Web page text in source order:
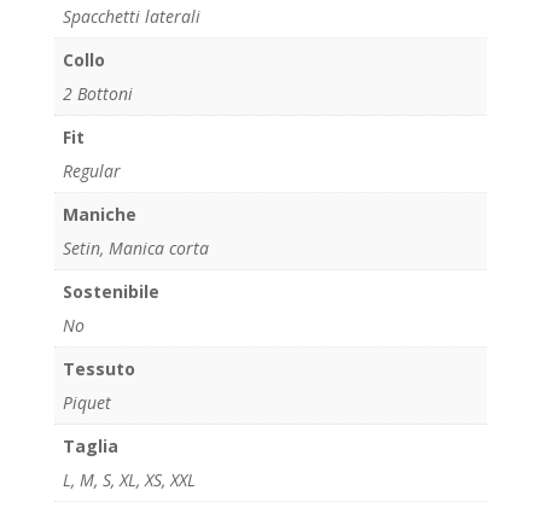
Spacchetti laterali
Collo
2 Bottoni
Fit
Regular
Maniche
Setin, Manica corta
Sostenibile
No
Tessuto
Piquet
Taglia
L , M, S, XL , XS, XXL